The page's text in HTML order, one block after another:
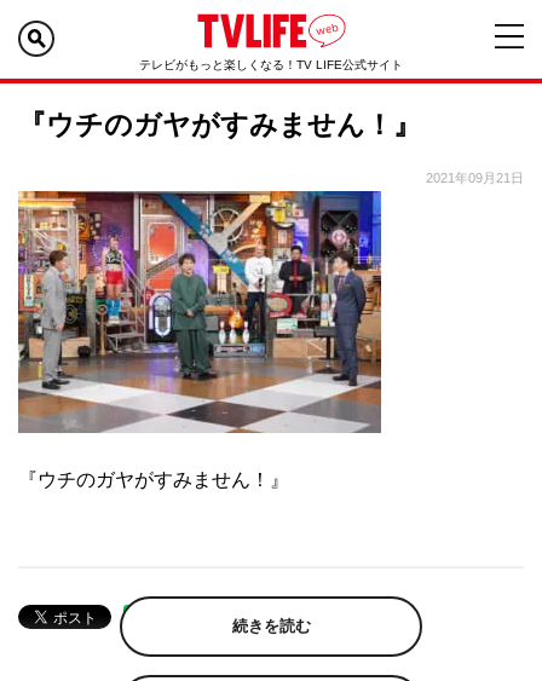
テレビがもっと楽しくなる！TV LIFE公式サイト
『ウチのガヤがすみません！』
2021年09月21日
『ウチのガヤがすみません！』
続きを読む